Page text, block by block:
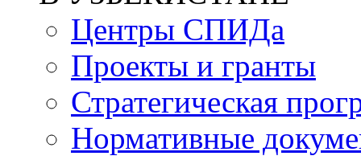
Центры СПИДа
Проекты и гранты
Стратегическая
Нормативные